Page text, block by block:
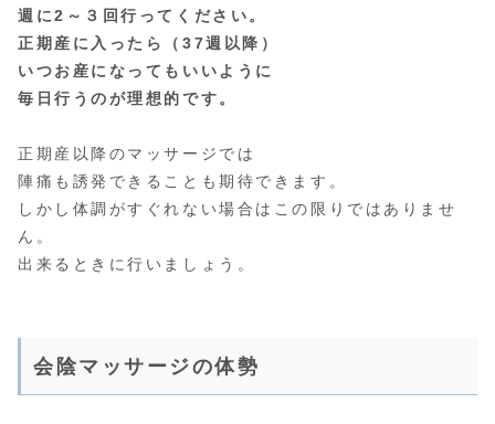
週に2～３回行ってください。
正期産に入ったら（37週以降）
いつお産になってもいいように
毎日行うのが理想的です。
正期産以降のマッサージでは
陣痛も誘発できることも期待できます。
しかし体調がすぐれない場合はこの限りではありませ
ん。
出来るときに行いましょう。
会陰マッサージの体勢